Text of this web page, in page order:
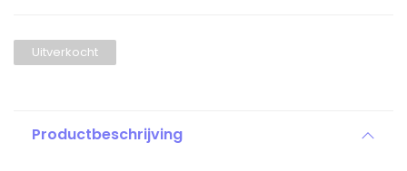
Uitverkocht
Productbeschrijving